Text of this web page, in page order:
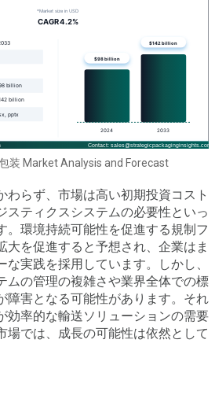
装 Market Analysis and Forecast
わらず、市場は高い初期投資コスト
スティクスシステムの必要性といっ
。環境持続可能性を促進する規制フ
大を促進すると予想され、企業はま
実践を採用しています。しかし、
ムの管理の複雑さや業界全体での標
障害となる可能性があります。それ
効率的な輸送ソリューションの需要
場では、成長の可能性は依然として